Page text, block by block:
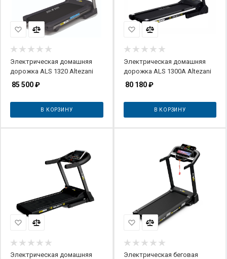
Электрическая домашняя
дорожка ALS 1320 Altezani
85 500₽
В КОРЗИНУ
Электрическая домашняя
дорожка ALS 1300А Altezani
80 180₽
В КОРЗИНУ
Электрическая домашняя
Электрическая беговая